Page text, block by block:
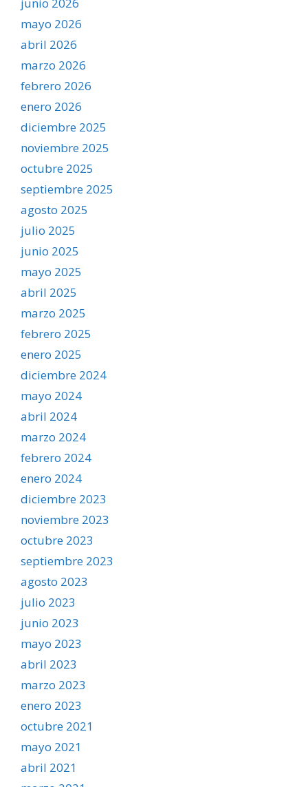
mayo 2026
abril 2026
marzo 2026
febrero 2026
enero 2026
diciembre 2025
noviembre 2025
octubre 2025
septiembre 2025
agosto 2025
julio 2025
junio 2025
mayo 2025
abril 2025
marzo 2025
febrero 2025
enero 2025
diciembre 2024
mayo 2024
abril 2024
marzo 2024
febrero 2024
enero 2024
diciembre 2023
noviembre 2023
octubre 2023
septiembre 2023
agosto 2023
julio 2023
junio 2023
mayo 2023
abril 2023
marzo 2023
enero 2023
octubre 2021
mayo 2021
abril 2021